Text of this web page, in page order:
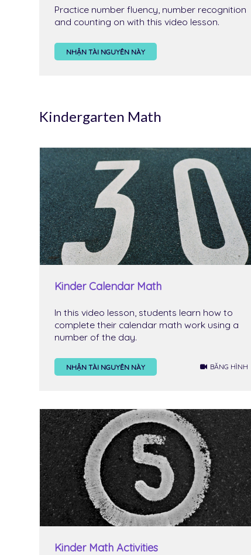
Practice number fluency, number recognition
and counting on with this video lesson.
NHẬN TÀI NGUYÊN NÀY
Kindergarten Math
Kinder Calendar Math
In this video lesson, students learn how to
complete their calendar math work using a
number of the day.
NHẬN TÀI NGUYÊN NÀY BĂNG HÌNH
Kinder Math Activities